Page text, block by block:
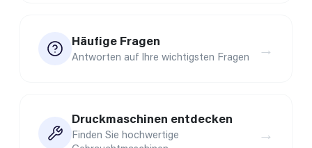
Häufige Fragen
Antworten auf Ihre wichtigsten Fragen →
Druckmaschinen entdecken
Finden Sie hochwertige
→